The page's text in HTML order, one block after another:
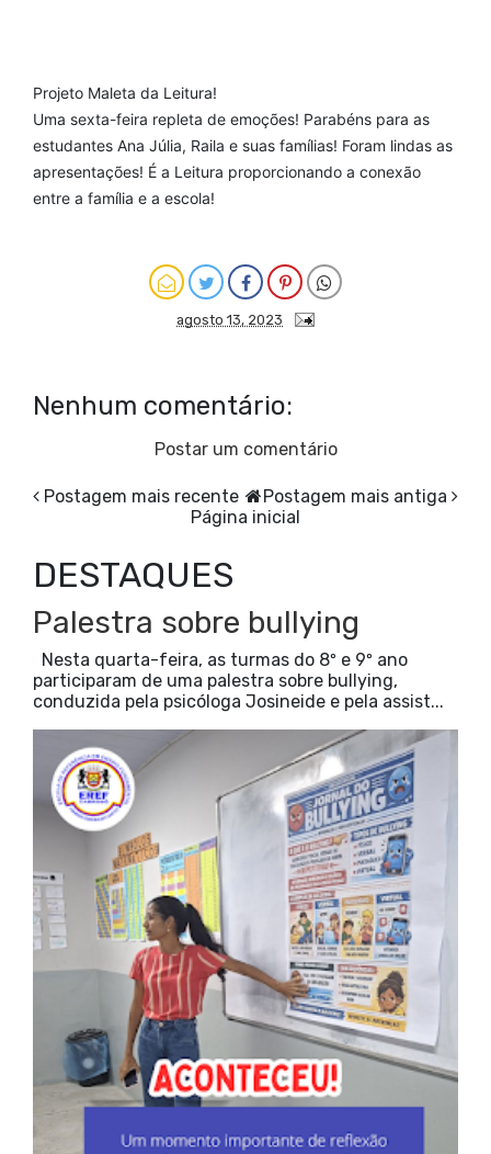
Projeto Maleta da Leitura!
Uma sexta-feira repleta de emoções! Parabéns para as
estudantes Ana Júlia, Raila e suas famílias! Foram lindas as
apresentações! É a Leitura proporcionando a conexão
entre a família e a escola!
agosto 13, 2023
Nenhum comentário:
Postar um comentário
Postagem mais recente
Postagem mais antiga
Página inicial
DESTAQUES
Palestra sobre bullying
Nesta quarta-feira, as turmas do 8º e 9º ano
participaram de uma palestra sobre bullying,
conduzida pela psicóloga Josineide e pela assist...